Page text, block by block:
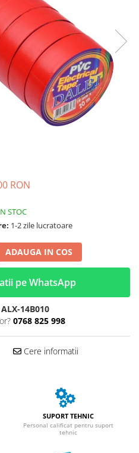
RON
STOC
1-2 zile lucratoare
ADAUGA IN COS
pe WhatsApp
ALX-14B010
0768 825 998
Cere informatii
SUPORT TEHNIC
Personal calificat pentru suport
tehnic